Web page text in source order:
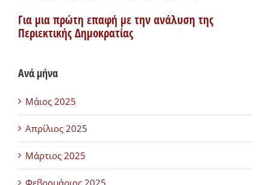
Για μια πρώτη επαφή με την ανάλυση της
Περιεκτικής Δημοκρατίας
Ανά μήνα
Μάιος 2025
Απρίλιος 2025
Μάρτιος 2025